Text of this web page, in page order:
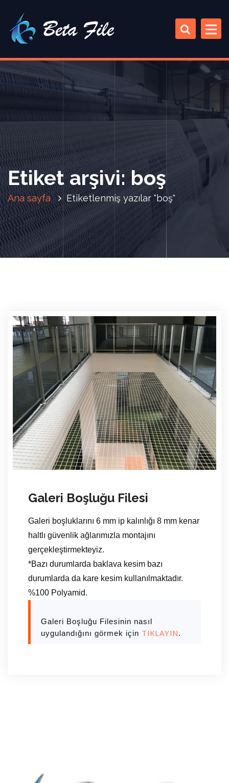
ğ
e
a
a
Etiket arşivi: boş
Ana sayfa Etiketlenmiş yazılar "boş"
Galeri Boşluğu Filesi
Galeri boşluklarını 6 mm ip kalınlığı 8 mm kenar
haltlı güvenlik ağlarımızla montajını
gerçekleştirmekteyiz.
*Bazı durumlarda baklava kesim bazı
durumlarda da kare kesim kullanılmaktadır.
%100 Polyamid.
Galeri Boşluğu Filesinin nasıl
uygulandığını görmek için TIKLAYIN.